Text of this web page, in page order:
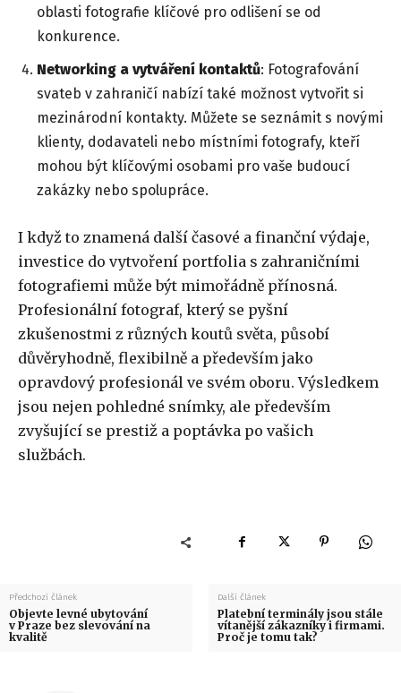
oblasti fotografie klíčové pro odlišení se od
konkurence.
Networking a vytváření kontaktů: Fotografování
svateb v zahraničí nabízí také možnost vytvořit si
mezinárodní kontakty. Můžete se seznámit s novými
klienty, dodavateli nebo místními fotografy, kteří
mohou být klíčovými osobami pro vaše budoucí
zakázky nebo spolupráce.
I když to znamená další časové a finanční výdaje,
investice do vytvoření portfolia s zahraničními
fotografiemi může být mimořádně přínosná.
Profesionální fotograf, který se pyšní
zkušenostmi z různých koutů světa, působí
důvěryhodně, flexibilně a především jako
opravdový profesionál ve svém oboru. Výsledkem
jsou nejen pohledné snímky, ale především
zvyšující se prestiž a poptávka po vašich
službách.
Předchozí článek
Objevte levné ubytování
v Praze bez slevování na
kvalitě
Další článek
Platební terminály jsou stále
vítanější zákazníky i firmami.
Proč je tomu tak?